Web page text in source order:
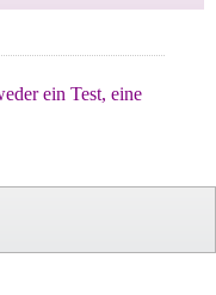
ein Test, eine